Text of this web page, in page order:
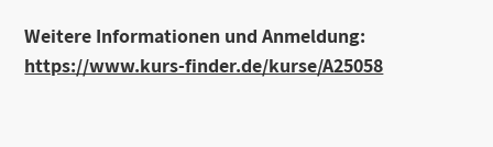
Weitere Informationen und Anmeldung:
https://www.kurs-finder.de/kurse/A25058